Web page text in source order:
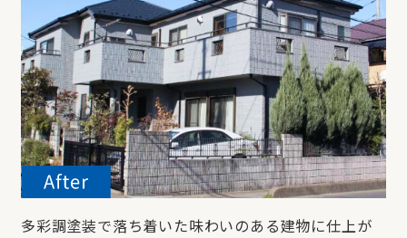
多彩調塗装で落ち着いた味わいのある建物に仕上が